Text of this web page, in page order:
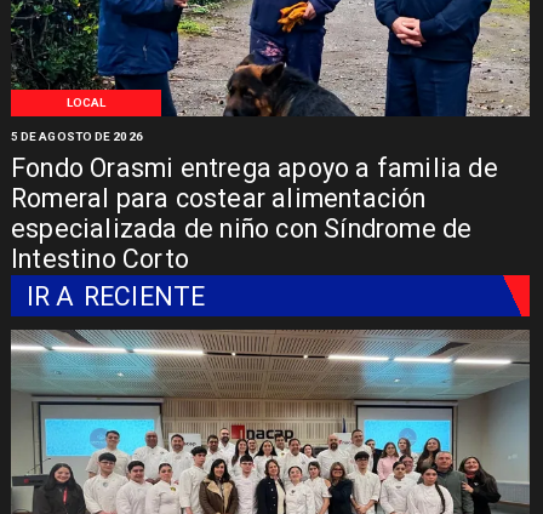
LOCAL
Fondo Orasmi entrega apoyo a familia de
Romeral para costear alimentación
especializada de niño con Síndrome de
Intestino Corto
5 DE AGOSTO DE 2026
IR A RECIENTE